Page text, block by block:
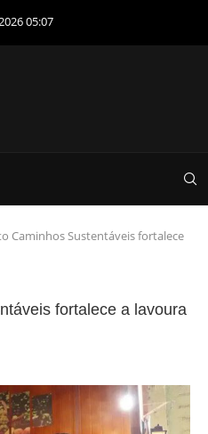
05:07
Caminhos Sustentáveis fortalece
fortalece a lavoura